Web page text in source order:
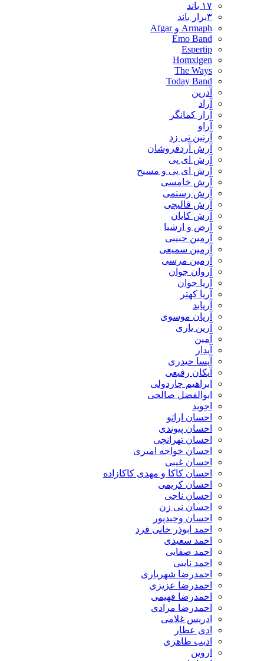
۱۷ باند
۳برار باند
Armaph و Afgar
Emo Band
Espertip
Homxigen
The Ways
Today Band
آدرین
آراد
آراز کمانگر
آراو
آرتین تی زد
آرش آردفروشان
آرش ای پی
آرش ای پی و مسیح
آرش خامسی
آرش رستمی
آرش قالیچی
آرش کایان
​آرض و ارشیا
آرمین حبیبی
آرمین سمیعی
آرمین مرسی
آروان جوان
آریا جوان
آریا کهتر
آریابد
آریان موسوی
آرین یاری
آمین
آیدار
آیسا حیدری
آیکان رفیعی
ابراهیم چاردولی
ابوالفضل صالحی
اجوید
احسان اراتو
احسان پیوندی
احسان تهرانچی
احسان خواجه امیری
احسان غیبی
احسان کاکا و مهدی کاکازاده
احسان کریمی
احسان ناجی
احسان نی زن
احسان وحیدپور
احمد ابوذر خانی فرد
احمد سعیدی
احمد صفایی
احمد نایبی
احمدرضا شهریاری
احمدرضا عزیزی
احمدرضا فهیمی
احمدرضا مرادی
ادریس غلامی
ادی عطار
ادیب طاهری
اروین